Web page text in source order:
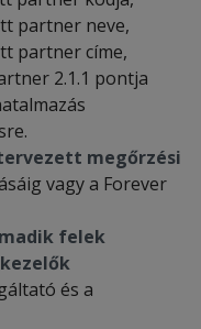
partner neve,
partner címe,
2.1.1 pontja
megőrzési
vagy a Forever
felek
és a